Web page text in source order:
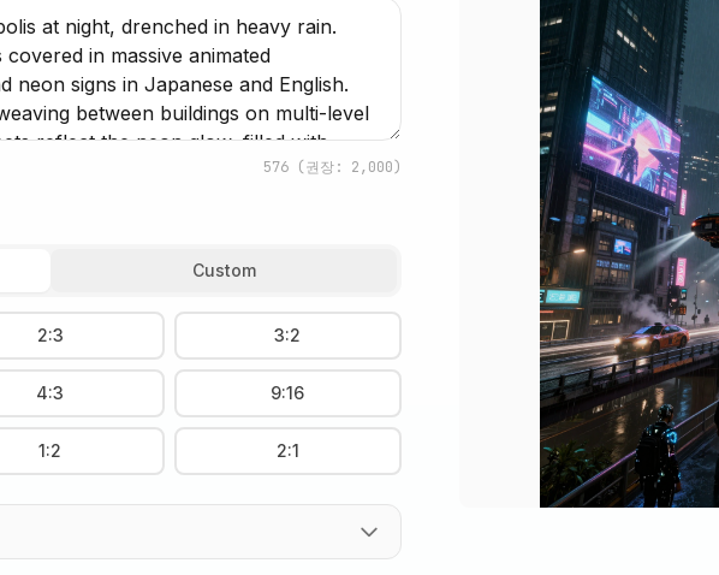
576 (권장: 2,000)
Custom
2:3 3:2
4:3 9:16
1:2 2:1